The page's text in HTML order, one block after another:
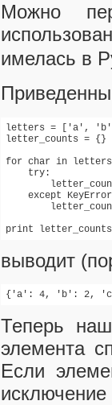
Можно
имелась в
letters = ['a',
letter_counts = {}
for char in
    try:
except
print letter_counts
выводит
{'a': 4, 'b': 2,
Теперь
элемента
Если
исключение